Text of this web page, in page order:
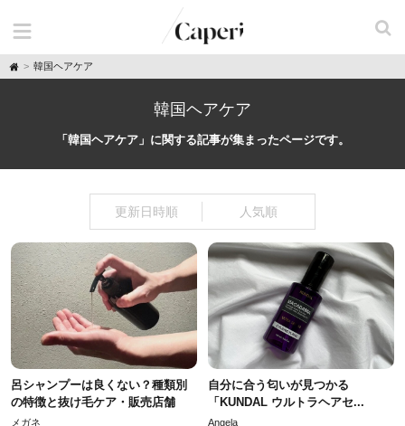
H
o
韓国ヘアケア
韓国ヘアケア
「韓国ヘアケア」に関する記事が集まったページです。
更新日時順 人気順
呂シャンプーは良くない？種類別
の特徴と抜け毛ケア・販売店舗
メガネ
自分に合う匂いが見つかる
「KUNDAL ウルトラヘアセ...
Angela